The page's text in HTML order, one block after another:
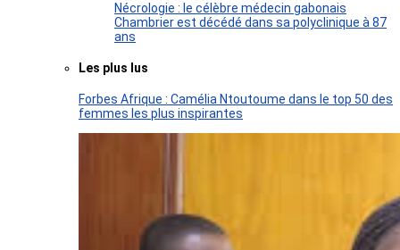
Nécrologie : le célèbre médecin gabonais
Chambrier est décédé dans sa polyclinique à 87
ans
Les plus lus
Forbes Afrique : Camélia Ntoutoume dans le top 50 des
femmes les plus inspirantes